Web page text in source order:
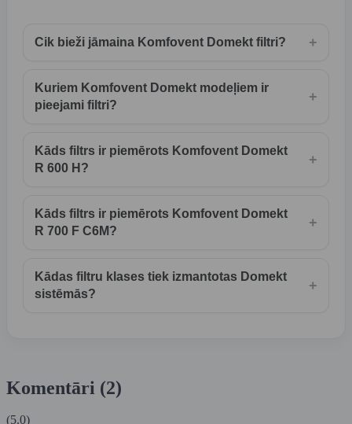
Cik bieži jāmaina Komfovent Domekt filtri? +
Kuriem Komfovent Domekt modeļiem ir
pieejami filtri?
+
Kāds filtrs ir piemērots Komfovent Domekt
R 600 H?
+
Kāds filtrs ir piemērots Komfovent Domekt
R 700 F C6M?
+
Kādas filtru klases tiek izmantotas Domekt
sistēmās?
+
Komentāri (2)
(5.0)